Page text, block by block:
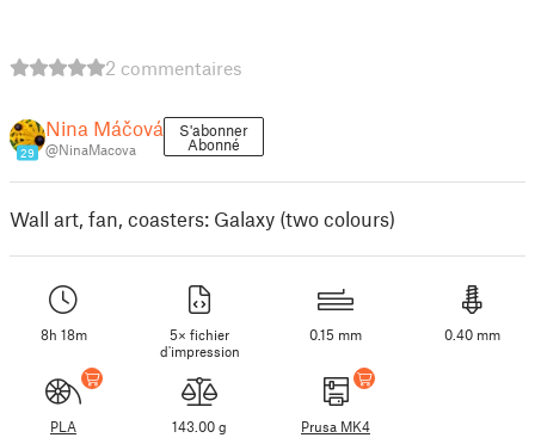
2 commentaires
29
Nina Máčová
@NinaMacova
S'abonner
Abonné
Wall art, fan, coasters: Galaxy (two colours)
8h 18m
5× fichier
d'impression
0.15 mm 0.40 mm
PLA 143.00 g Prusa MK4